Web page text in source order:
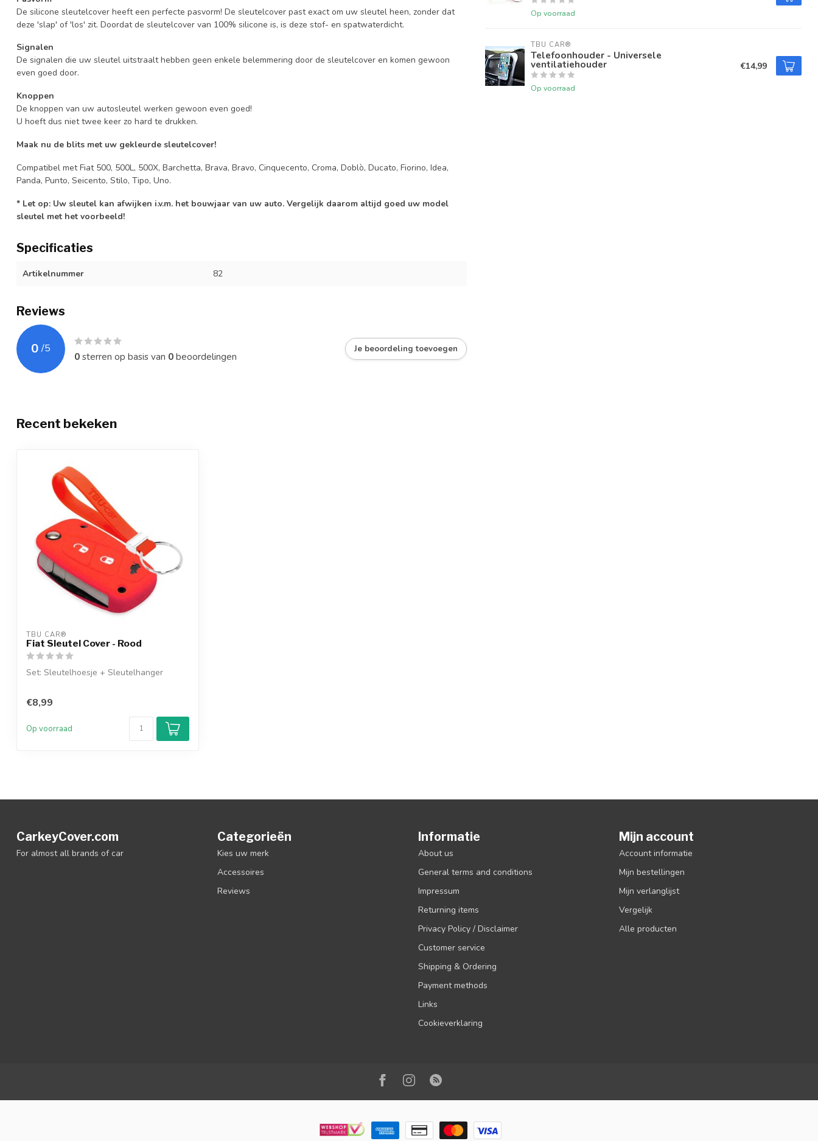
De silicone sleutelcover heeft een perfecte pasvorm! De sleutelcover past exact om uw sleutel heen, zonder dat
deze 'slap' of 'los' zit. Doordat de sleutelcover van 100% silicone is, is deze stof- en spatwaterdicht.
Signalen
De signalen die uw sleutel uitstraalt hebben geen enkele belemmering door de sleutelcover en komen gewoon
even goed door.
Knoppen
De knoppen van uw autosleutel werken gewoon even goed!
U hoeft dus niet twee keer zo hard te drukken.
Maak nu de blits met uw gekleurde sleutelcover!
Compatibel met Fiat 500, 500L, 500X, Barchetta, Brava, Bravo, Cinquecento, Croma, Doblò, Ducato, Fiorino, Idea,
Panda, Punto, Seicento, Stilo, Tipo, Uno.
* Let op: Uw sleutel kan afwijken i.v.m. het bouwjaar van uw auto. Vergelijk daarom altijd goed uw model
sleutel met het voorbeeld!
Specificaties
Artikelnummer 82
Reviews
0 /5
0sterren op basis van 0beoordelingen
Je beoordeling toevoegen
Op voorraad
TBU CAR®
Telefoonhouder - Universele
ventilatiehouder
Op voorraad
€14,99
Recent bekeken
TBU CAR®
Fiat Sleutel Cover - Rood
Set: Sleutelhoesje + Sleutelhanger
€8,99
Op voorraad
CarkeyCover.com
For almost all brands of car
Categorieën
Kies uw merk
Accessoires
Reviews
Informatie
About us
General terms and conditions
Impressum
Returning items
Privacy Policy / Disclaimer
Customer service
Shipping & Ordering
Payment methods
Links
Cookieverklaring
Mijn account
Account informatie
Mijn bestellingen
Mijn verlanglijst
Vergelijk
Alle producten